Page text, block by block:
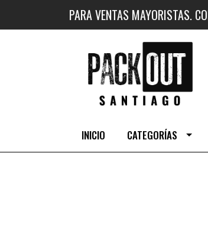
PARA VENTAS MAYORISTAS.
INICIO CATEGORÍAS